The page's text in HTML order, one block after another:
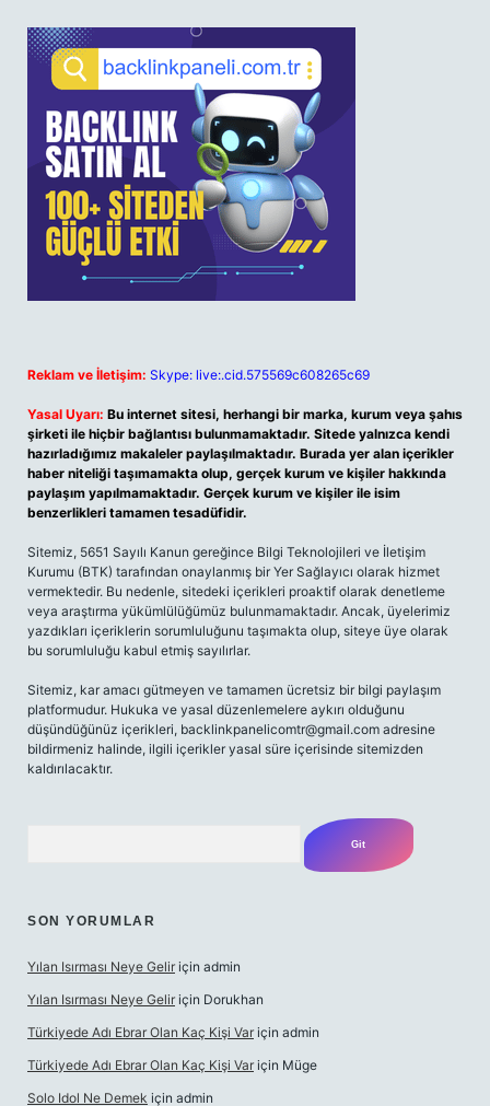
Reklam ve İletişim: Skype: live:.cid.575569c608265c69
Yasal Uyarı: Bu internet sitesi, herhangi bir marka, kurum veya şahıs
şirketi ile hiçbir bağlantısı bulunmamaktadır. Sitede yalnızca kendi
hazırladığımız makaleler paylaşılmaktadır. Burada yer alan içerikler
haber niteliği taşımamakta olup, gerçek kurum ve kişiler hakkında
paylaşım yapılmamaktadır. Gerçek kurum ve kişiler ile isim
benzerlikleri tamamen tesadüfidir.
Sitemiz, 5651 Sayılı Kanun gereğince Bilgi Teknolojileri ve İletişim
Kurumu (BTK) tarafından onaylanmış bir Yer Sağlayıcı olarak hizmet
vermektedir. Bu nedenle, sitedeki içerikleri proaktif olarak denetleme
veya araştırma yükümlülüğümüz bulunmamaktadır. Ancak, üyelerimiz
yazdıkları içeriklerin sorumluluğunu taşımakta olup, siteye üye olarak
bu sorumluluğu kabul etmiş sayılırlar.
Sitemiz, kar amacı gütmeyen ve tamamen ücretsiz bir bilgi paylaşım
platformudur. Hukuka ve yasal düzenlemelere aykırı olduğunu
düşündüğünüz içerikleri, backlinkpanelicomtr@gmail.com adresine
bildirmeniz halinde, ilgili içerikler yasal süre içerisinde sitemizden
kaldırılacaktır.
SON YORUMLAR
Yılan Isırması Neye Gelir için admin
Yılan Isırması Neye Gelir için Dorukhan
Türkiyede Adı Ebrar Olan Kaç Kişi Var için admin
Türkiyede Adı Ebrar Olan Kaç Kişi Var için Müge
Solo Idol Ne Demek için admin